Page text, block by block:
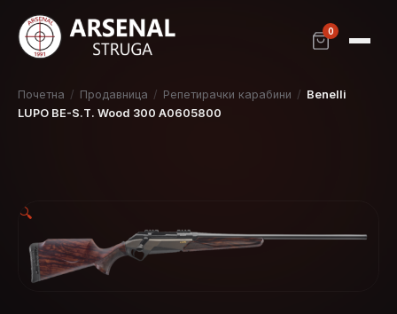
0
Почетна / Продавница / Репетирачки карабини / Benelli
LUPO BE-S.T. Wood 300 A0605800
🔍